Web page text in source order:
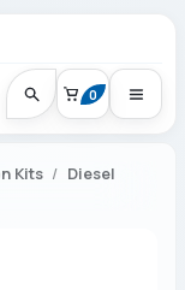
0
Kits
Diesel